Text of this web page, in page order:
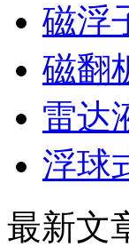
磁浮
磁翻
雷达
浮球
最新文